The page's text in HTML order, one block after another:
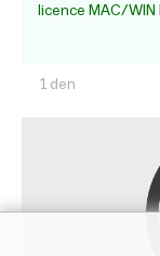
licence MAC/WIN
1 den